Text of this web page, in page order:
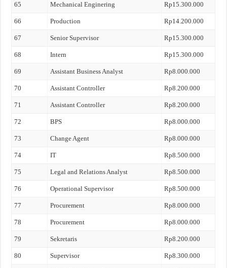
65 Mechanical Enginering Rp15.300.000
66 Production Rp14.200.000
67 Senior Supervisor Rp15.300.000
68 Intern Rp15.300.000
69 Assistant Business Analyst Rp8.000.000
70 Assistant Controller Rp8.200.000
71 Assistant Controller Rp8.200.000
72 BPS Rp8.000.000
73 Change Agent Rp8.000.000
74 IT Rp8.500.000
75 Legal and Relations Analyst Rp8.500.000
76 Operational Supervisor Rp8.500.000
77 Procurement Rp8.000.000
78 Procurement Rp8.000.000
79 Sekretaris Rp8.200.000
80 Supervisor Rp8.300.000